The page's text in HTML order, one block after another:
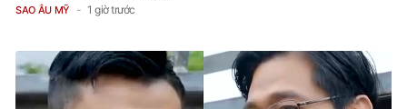
SAO ÂU MỸ 1 giờ trước